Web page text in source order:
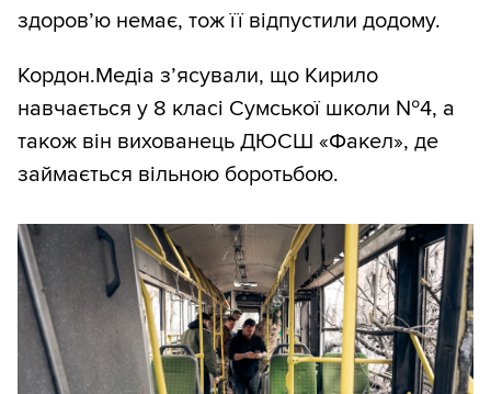
здоров’ю немає, тож її відпустили додому.
Кордон.Медіа з’ясували, що Кирило
навчається у 8 класі Сумської школи №4, а
також він вихованець ДЮСШ «Факел», де
займається вільною боротьбою.